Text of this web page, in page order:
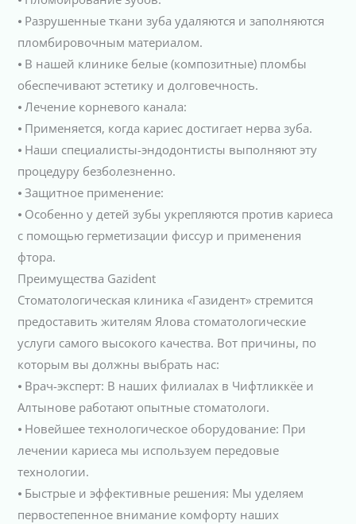
⦁ Разрушенные ткани зуба удаляются и заполняются
пломбировочным материалом.
⦁ В нашей клинике белые (композитные) пломбы
обеспечивают эстетику и долговечность.
⦁ Лечение корневого канала:
⦁ Применяется, когда кариес достигает нерва зуба.
⦁ Наши специалисты-эндодонтисты выполняют эту
процедуру безболезненно.
⦁ Защитное применение:
⦁ Особенно у детей зубы укрепляются против кариеса
с помощью герметизации фиссур и применения
фтора.
Преимущества Gazident
Стоматологическая клиника «Газидент» стремится
предоставить жителям Ялова стоматологические
услуги самого высокого качества. Вот причины, по
которым вы должны выбрать нас:
⦁ Врач-эксперт: В наших филиалах в Чифтликкёе и
Алтынове работают опытные стоматологи.
⦁ Новейшее технологическое оборудование: При
лечении кариеса мы используем передовые
технологии.
⦁ Быстрые и эффективные решения: Мы уделяем
первостепенное внимание комфорту наших